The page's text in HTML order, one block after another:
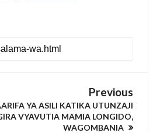
Previous
YA ASILI KATIKA UTUNZAJI
VYAVUTIA MAMIA LONGIDO,
WAGOMBANIA